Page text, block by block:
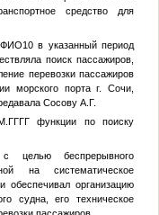
средство для
ФИО10 в указанный период
поиск пассажиров,
перевозки пассажиров
морского порта г. Сочи,
Сосову А.Г.
функции по поиску
беспрерывного
на систематическое
обеспечивал организацию
судна, его техническое